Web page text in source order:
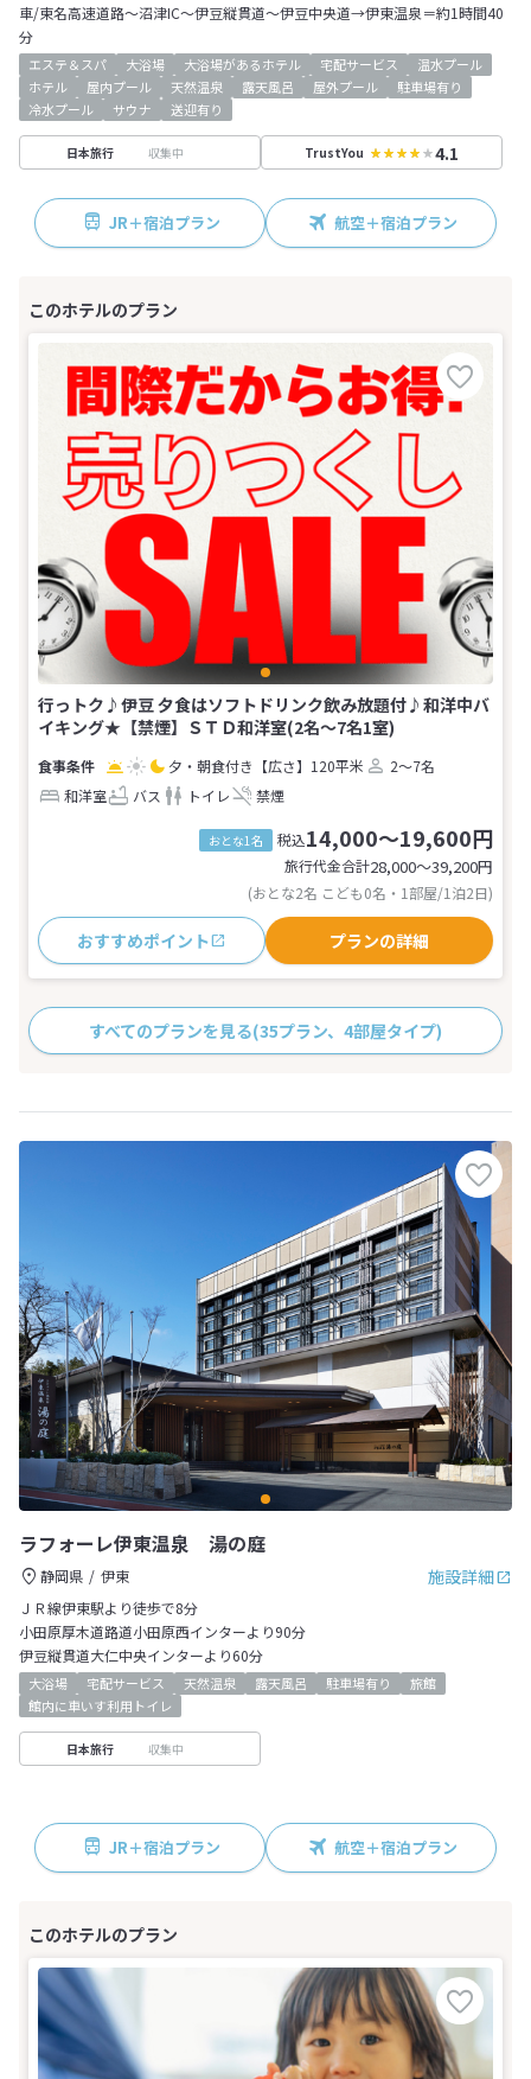
車/東名高速道路～沼津IC～伊豆縦貫道～伊豆中央道→伊東温泉＝約1時間40
分
エステ＆スパ 大浴場 大浴場があるホテル 宅配サービス
温水プール
ホテル
屋内プール 天然温泉 露天風呂 屋外プール
駐車場有り
冷水プール
サウナ 送迎有り
日本旅行 収集中 TrustYou 4.1
JR＋宿泊プラン 航空＋宿泊プラン
行っトク♪伊豆 夕食はソフトドリンク飲み放題付♪和洋中バ
イキング★【禁煙】ＳＴＤ和洋室(2名～7名1室)
夕・朝食付き 【広さ】120平米
2～7名
和洋室
バス トイレ 禁煙
おとな1名 税込14,000～19,600円
旅行代金合計28,000〜39,200円
(おとな2名 こども0名・1部屋/1泊2日)
おすすめポイント プランの詳細
すべてのプランを見る(35プラン、4部屋タイプ)
ラフォーレ伊東温泉 湯の庭
施設詳細
静岡県
伊東
ＪＲ線伊東駅より徒歩で8分
小田原厚木道路道小田原西インターより90分
伊豆縦貫道大仁中央インターより60分
大浴場 宅配サービス 天然温泉 露天風呂 駐車場有り
旅館
館内に車いす利用トイレ
日本旅行 収集中
JR＋宿泊プラン 航空＋宿泊プラン